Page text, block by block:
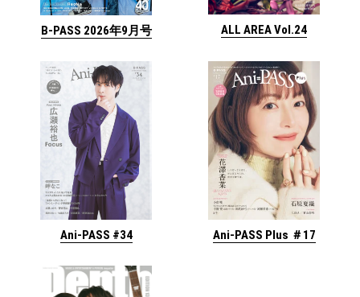
B-PASS 2026年9月号 ALL AREA Vol.24
Ani-PASS #34 Ani-PASS Plus ＃17